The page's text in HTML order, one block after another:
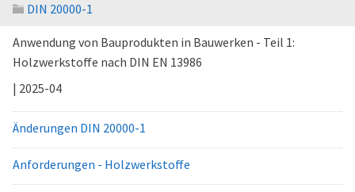
DIN 20000-1
Anwendung von Bauprodukten in Bauwerken - Teil 1:
Holzwerkstoffe nach DIN EN 13986
| 2025-04
Änderungen DIN 20000-1
Anforderungen - Holzwerkstoffe